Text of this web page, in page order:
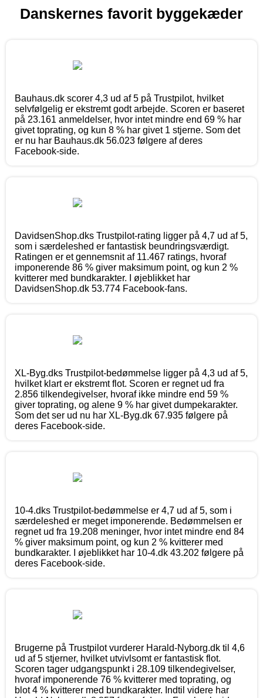
Danskernes favorit byggekæder
Bauhaus.dk scorer 4,3 ud af 5 på Trustpilot, hvilket
selvfølgelig er ekstremt godt arbejde. Scoren er baseret
på 23.161 anmeldelser, hvor intet mindre end 69 % har
givet toprating, og kun 8 % har givet 1 stjerne. Som det
er nu har Bauhaus.dk 56.023 følgere af deres
Facebook-side.
DavidsenShop.dks Trustpilot-rating ligger på 4,7 ud af 5,
som i særdeleshed er fantastisk beundringsværdigt.
Ratingen er et gennemsnit af 11.467 ratings, hvoraf
imponerende 86 % giver maksimum point, og kun 2 %
kvitterer med bundkarakter. I øjeblikket har
DavidsenShop.dk 53.774 Facebook-fans.
XL-Byg.dks Trustpilot-bedømmelse ligger på 4,3 ud af 5,
hvilket klart er ekstremt flot. Scoren er regnet ud fra
2.856 tilkendegivelser, hvoraf ikke mindre end 59 %
giver toprating, og alene 9 % har givet dumpekarakter.
Som det ser ud nu har XL-Byg.dk 67.935 følgere på
deres Facebook-side.
10-4.dks Trustpilot-bedømmelse er 4,7 ud af 5, som i
særdeleshed er meget imponerende. Bedømmelsen er
regnet ud fra 19.208 meninger, hvor intet mindre end 84
% giver maksimum point, og kun 2 % kvitterer med
bundkarakter. I øjeblikket har 10-4.dk 43.202 følgere på
deres Facebook-side.
Brugerne på Trustpilot vurderer Harald-Nyborg.dk til 4,6
ud af 5 stjerner, hvilket utvivlsomt er fantastisk flot.
Scoren tager udgangspunkt i 28.109 tilkendegivelser,
hvoraf imponerende 76 % kvitterer med toprating, og
blot 4 % kvitterer med bundkarakter. Indtil videre har